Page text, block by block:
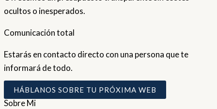
ocultos o inesperados.
Comunicación total
Estarás en contacto directo con una persona que te
informará de todo.
HÁBLANOS SOBRE TU PRÓXIMA WEB
SobreMi